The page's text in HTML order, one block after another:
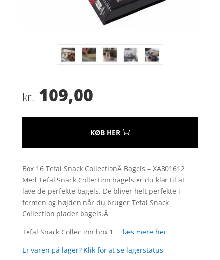
kr. 109,00
KØB HER
Box 16 Tefal Snack CollectionÂ Bagels – XA801612
Med Tefal Snack Collection bagels er du klar til at
lave de perfekte bagels. De bliver helt perfekte i
formen og højden når du bruger Tefal Snack
Collection plader bagels.Â
Tefal Snack Collection box 1 … læs mere her
Er varen på lager? Klik for at se lagerstatus